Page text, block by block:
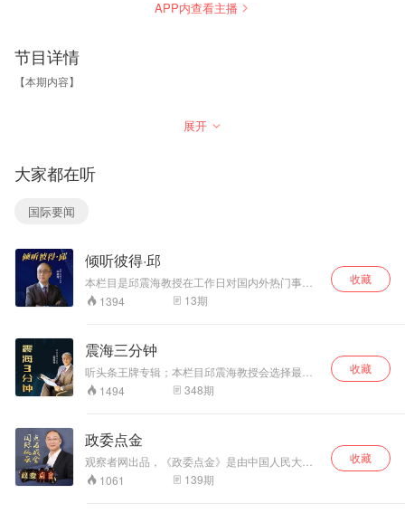
发生的热门事件，
APP内查看主播
节目详情
【本期内容】
演讲者祝贺儿童节，强调童心价值，引出中美日俄关系分析。
美国首次降低对中国攻击，引发日本不安，美日同盟重定义。
美四大战略包括遏制中国、本土安全、团结盟友、全球军事支持。
中俄虽有矛盾但共同利益使关系紧密。
演讲主张中国巧用美俄，实现外交与国家发展目标，深入分析国际关系复杂性
【本期要点】
00:02:34美日同盟演变与对华战略调整的深层逻辑
00:05:45美日安保与全球战略博弈：美国遏制中国政策与盟友关系的未来走向
00:09:25
强国俱乐部中的中国角色与中俄美关系战略分析
展开
大家都在听
国际要闻
倾听彼得·邱
本栏目是邱震海教授在工作日对国内外热门事件
的音频解析。邱震海教授会选择最近国内外发生
的热门事件，或对中国有影响的、但却不为国人
认识。
1394 13期
收藏
震海三分钟
听头条王牌专辑；本栏目邱震海教授会选择最近
国内外发生的热门事件，或对中国有影响的、但
却不为国人知的事件进行解读，三分钟让您对国
1494 348期
收藏
政委点金
观察者网出品，《政委点金》是由中国人民大学
国际关系学院副院长金灿荣老师主讲的一档国际
关系评述类节目，聚焦热点国际话题，带来超越
1061 139期
收藏